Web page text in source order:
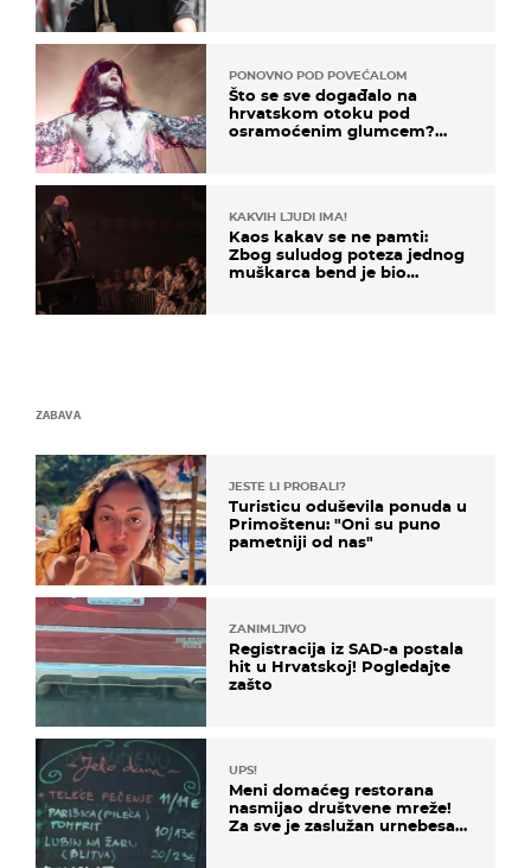
PONOVNO POD POVEĆALOM
Što se sve događalo na
hrvatskom otoku pod
osramoćenim glumcem?
KAKVIH LJUDI IMA!
Kaos kakav se ne pamti:
Zbog suludog poteza jednog
muškarca bend je bio
ZABAVA
JESTE LI PROBALI?
Turisticu oduševila ponuda u
Primoštenu: "Oni su puno
pametniji od nas"
ZANIMLJIVO
Registracija iz SAD-a postala
hit u Hrvatskoj! Pogledajte
zašto
UPS!
Meni domaćeg restorana
nasmijao društvene mreže!
Za sve je zaslužan urnebesan